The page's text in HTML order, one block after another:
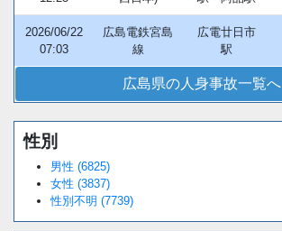
2026/06/22
07:03
広島電鉄宮島
線
広電廿日市
駅
広島県の人身事故一覧へ
性別
男性 (6825)
女性 (3837)
性別不明 (7739)